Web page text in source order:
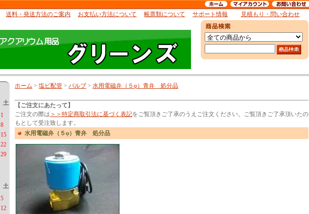
送料・発送方法のご案内 お支払い方法について 帳票類について サポート情報 見積もり・問い合わせ
土
1
8
15
22
29
土
5
12
ホーム > 塩ビ配管 > バルブ > 水用電磁弁（５φ）青弁 処分品
【ご注文にあたって】
ご注文の際は ＞＞特定商取引法に基づく表記をご覧頂きご了承のうえご注文ください。ご覧頂きご了承頂いたの
もとして受注致します。
水用電磁弁（５φ）青弁 処分品